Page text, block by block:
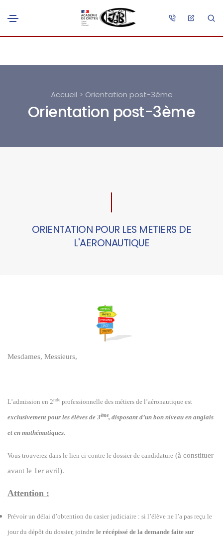
Accueil > Orientation post-3ème
Orientation post-3ème
ORIENTATION POUR LES METIERS DE
L'AERONAUTIQUE
Mesdames, Messieurs,
L’admission en 2nde professionnelle des métiers de l’aéronautique est
exclusivement pour les élèves de 3ème, disposant d’un bon niveau en anglais
et en mathématiques.
Vous trouverez dans le lien ci-contre le dossier de candidature (à constituer
avant le 1er avril).
Attention :
Prévoir un délai d’obtention du casier judiciaire : si l’élève ne l’a pas reçu le
jour du dépôt du dossier, joindre le récépissé de la demande faite sur